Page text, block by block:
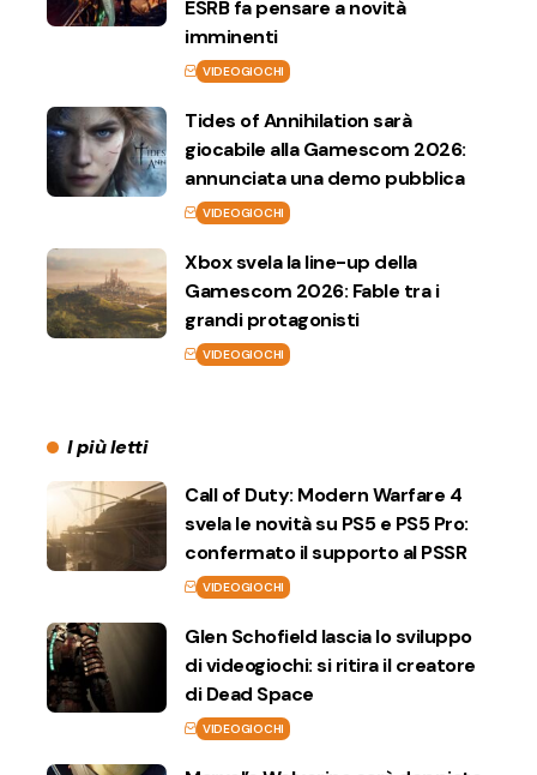
ESRB fa pensare a novità
imminenti
VIDEOGIOCHI
Tides of Annihilation sarà
giocabile alla Gamescom 2026:
annunciata una demo pubblica
VIDEOGIOCHI
Xbox svela la line-up della
Gamescom 2026: Fable tra i
grandi protagonisti
VIDEOGIOCHI
I più letti
Call of Duty: Modern Warfare 4
svela le novità su PS5 e PS5 Pro:
confermato il supporto al PSSR
VIDEOGIOCHI
Glen Schofield lascia lo sviluppo
di videogiochi: si ritira il creatore
di Dead Space
VIDEOGIOCHI